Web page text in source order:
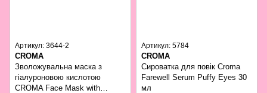
Артикул: 3644-2
CROMA
Зволожувальна маска з
гіалуроновою кислотою
CROMA Face Mask with
Артикул: 5784
CROMA
Сироватка для повік Croma
Farewell Serum Puffy Eyes 30
мл